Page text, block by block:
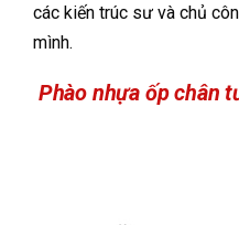
các kiến trúc sư và chủ
mình.
Phào nhựa ốp chân